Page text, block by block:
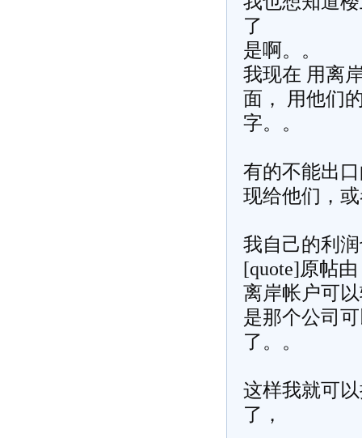
了
是啊。。
我现在 用离
面， 用他们
字。。
有的不能出
现给他们，
我自己的利
[quote]原帖
离岸帐户可
是那个公司
了。。
这样我就可
了，